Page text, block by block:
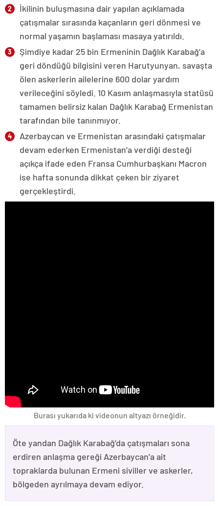
İkilinin buluşmasına dair yapılan açıklamada
çatışmalar sırasında kaçanların geri dönmesi ve
normal yaşamın başlaması masaya yatırıldı.
Şimdiye kadar 25 bin Ermeninin Dağlık Karabağ’a
geri döndüğü bilgisini veren Harutyunyan, savaşta
ölen askerlerin ailelerine 600 dolar yardım
verileceğini söyledi. 10 Kasım anlaşmasıyla statüsü
tamamen belirsiz kalan Dağlık Karabağ Ermenistan
tarafından bile tanınmıyor.
Azerbaycan ve Ermenistan arasındaki çatışmalar
devam ederken Ermenistan’a verdiği desteği
açıkça ifade eden Fransa Cumhurbaşkanı Macron
ise hafta sonunda dikkat çeken bir ziyaret
gerçekleştirdi.
Burası yukarıda ki videonun altyazı örneğidir.
Öte yandan Dağlık Karabağ’da çatışmaları sona
erdiren anlaşma gereği Azerbaycan’a ait
topraklarda bulunan Ermeni siviller ve askerler,
bölgeden ayrılmaya devam ediyor.